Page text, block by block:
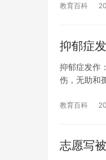
教育百科
抑郁症
抑郁症发作
伤，无助和
教育百科
志愿写